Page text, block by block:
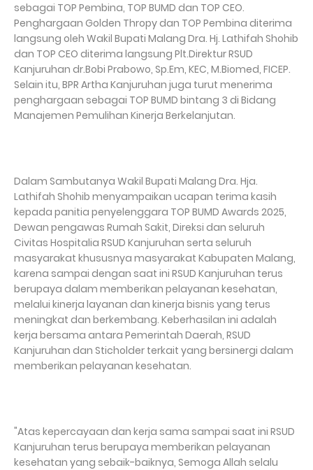
sebagai TOP Pembina, TOP BUMD dan TOP CEO.
Penghargaan Golden Thropy dan TOP Pembina diterima
langsung oleh Wakil Bupati Malang Dra. Hj. Lathifah Shohib
dan TOP CEO diterima langsung Plt.Direktur RSUD
Kanjuruhan dr.Bobi Prabowo, Sp.Em, KEC, M.Biomed, FICEP.
Selain itu, BPR Artha Kanjuruhan juga turut menerima
penghargaan sebagai TOP BUMD bintang 3 di Bidang
Manajemen Pemulihan Kinerja Berkelanjutan.
Dalam Sambutanya Wakil Bupati Malang Dra. Hja.
Lathifah Shohib menyampaikan ucapan terima kasih
kepada panitia penyelenggara TOP BUMD Awards 2025,
Dewan pengawas Rumah Sakit, Direksi dan seluruh
Civitas Hospitalia RSUD Kanjuruhan serta seluruh
masyarakat khususnya masyarakat Kabupaten Malang,
karena sampai dengan saat ini RSUD Kanjuruhan terus
berupaya dalam memberikan pelayanan kesehatan,
melalui kinerja layanan dan kinerja bisnis yang terus
meningkat dan berkembang. Keberhasilan ini adalah
kerja bersama antara Pemerintah Daerah, RSUD
Kanjuruhan dan Sticholder terkait yang bersinergi dalam
memberikan pelayanan kesehatan.
"Atas kepercayaan dan kerja sama sampai saat ini RSUD
Kanjuruhan terus berupaya memberikan pelayanan
kesehatan yang sebaik-baiknya, Semoga Allah selalu